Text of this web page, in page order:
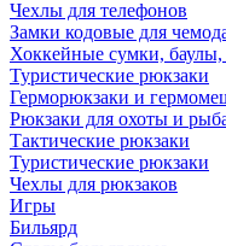
Чехлы для телефонов
Замки кодовые для
Хоккейные сумки,
Туристические рюкзаки
Герморюкзаки и
Рюкзаки для охоты и
Тактические рюкзаки
Туристические рюкзаки
Чехлы для рюкзаков
Игры
Бильярд